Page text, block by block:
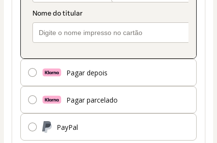
Pagar depois
Pagar parcelado
PayPal